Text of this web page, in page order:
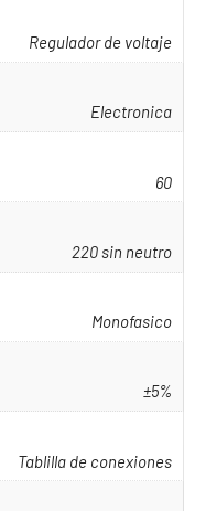
Regulador de voltaje
Electronica
60
220 sin neutro
Monofasico
±5%
Tablilla de conexiones